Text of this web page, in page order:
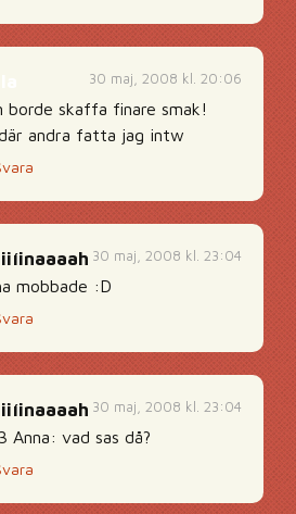
30 maj, 2008 kl. 20:06
borde skaffa finare smak!
andra fatta jag intw
30 maj, 2008 kl. 23:04
mobbade :D
30 maj, 2008 kl. 23:04
Anna: vad sas då?